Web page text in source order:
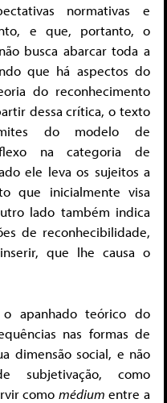
normativas e
e que, portanto, o
busca abarcar toda a
que há aspectos do
do reconhecimento
dessa crítica, o texto
do modelo de
na categoria de
ele leva os sujeitos a
que inicialmente visa
lado também indica
de reconhecibilidade,
que lhe causa o
apanhado teórico do
nas formas de
dimensão social, e não
subjetivação, como
comomédiumentre a